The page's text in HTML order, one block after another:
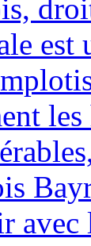
est
avec